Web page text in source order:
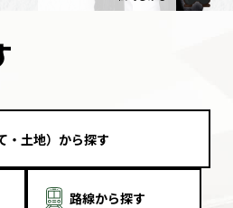
・土地）から探す
路線から探す